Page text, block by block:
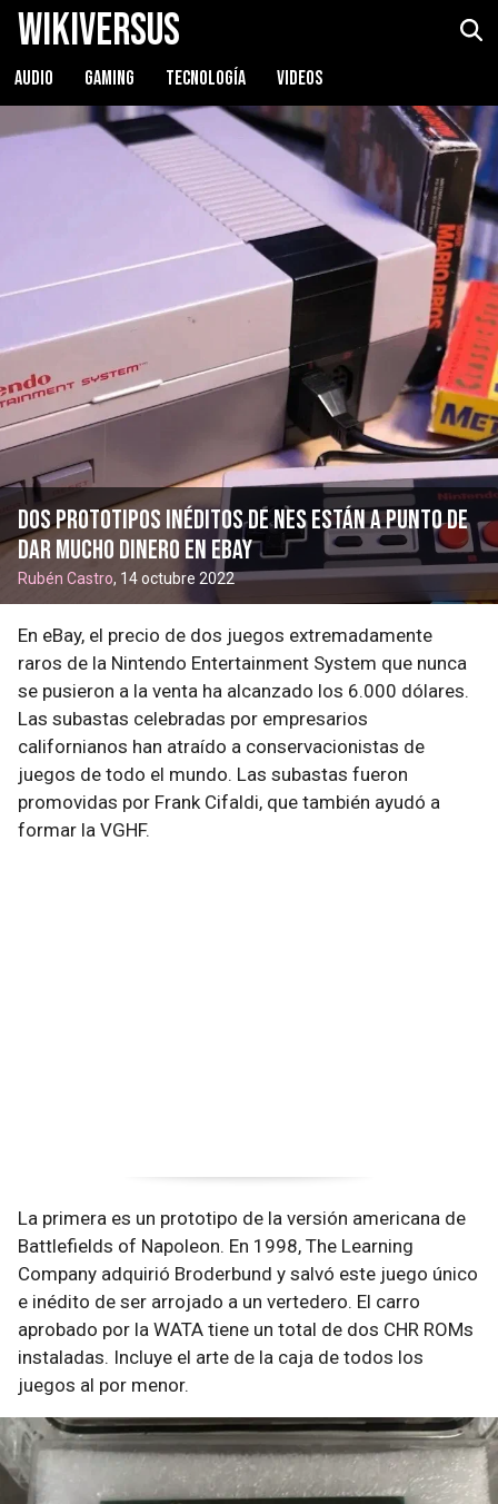
WikiVersus
AUDIO GAMING TECNOLOGÍA VIDEOS
Dos prototipos inéditos de NES están a punto de
dar mucho dinero en eBay
Rubén Castro, 14 octubre 2022
En eBay, el precio de dos juegos extremadamente
raros de la Nintendo Entertainment System que nunca
se pusieron a la venta ha alcanzado los 6.000 dólares.
Las subastas celebradas por empresarios
californianos han atraído a conservacionistas de
juegos de todo el mundo. Las subastas fueron
promovidas por Frank Cifaldi, que también ayudó a
formar la VGHF.
La primera es un prototipo de la versión americana de
Battlefields of Napoleon. En 1998, The Learning
Company adquirió Broderbund y salvó este juego único
e inédito de ser arrojado a un vertedero. El carro
aprobado por la WATA tiene un total de dos CHR ROMs
instaladas. Incluye el arte de la caja de todos los
juegos al por menor.